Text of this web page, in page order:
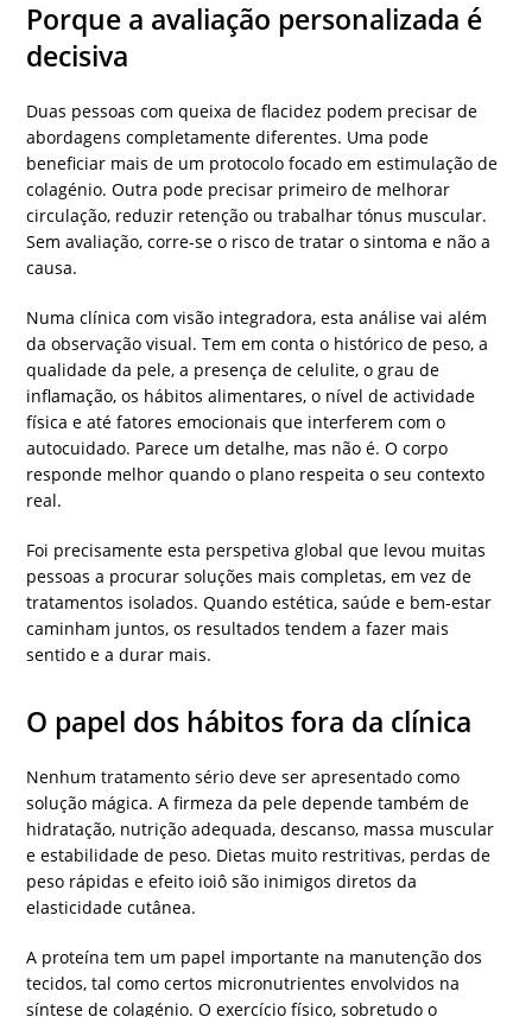
Porque a avaliação personalizada é
decisiva
Duas pessoas com queixa de flacidez podem precisar de
abordagens completamente diferentes. Uma pode
beneficiar mais de um protocolo focado em estimulação de
colagénio. Outra pode precisar primeiro de melhorar
circulação, reduzir retenção ou trabalhar tónus muscular.
Sem avaliação, corre-se o risco de tratar o sintoma e não a
causa.
Numa clínica com visão integradora, esta análise vai além
da observação visual. Tem em conta o histórico de peso, a
qualidade da pele, a presença de celulite, o grau de
inflamação, os hábitos alimentares, o nível de actividade
física e até fatores emocionais que interferem com o
autocuidado. Parece um detalhe, mas não é. O corpo
responde melhor quando o plano respeita o seu contexto
real.
Foi precisamente esta perspetiva global que levou muitas
pessoas a procurar soluções mais completas, em vez de
tratamentos isolados. Quando estética, saúde e bem-estar
caminham juntos, os resultados tendem a fazer mais
sentido e a durar mais.
O papel dos hábitos fora da clínica
Nenhum tratamento sério deve ser apresentado como
solução mágica. A firmeza da pele depende também de
hidratação, nutrição adequada, descanso, massa muscular
e estabilidade de peso. Dietas muito restritivas, perdas de
peso rápidas e efeito ioiô são inimigos diretos da
elasticidade cutânea.
A proteína tem um papel importante na manutenção dos
tecidos, tal como certos micronutrientes envolvidos na
síntese de colagénio. O exercício físico, sobretudo o